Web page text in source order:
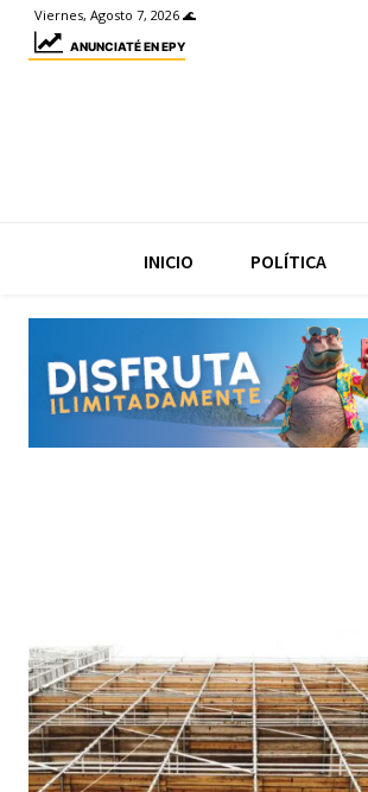
Viernes, Agosto 7, 2026 🌊
ANUNCIATÉ EN EPY
INICIO POLÍTICA